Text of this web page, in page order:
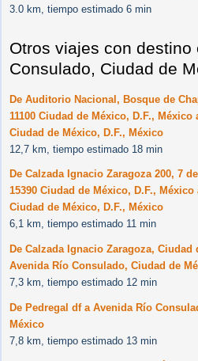
3.0 km, tiempo estimado 6 min
Otros viajes con destino
Consulado, Ciudad de
De Auditorio Nacional, Bosque de
11100 Ciudad de México, D.F.,
Ciudad de México, D.F., México
12,7 km, tiempo estimado 18 min
De Calzada Ignacio Zaragoza 200, 7
15390 Ciudad de México, D.F.,
Ciudad de México, D.F., México
6,1 km, tiempo estimado 11 min
De Calzada Ignacio Zaragoza, Ciudad
Avenida Río Consulado, Ciudad de
7,3 km, tiempo estimado 12 min
De Pedregal df a Avenida Río
México
7,8 km, tiempo estimado 13 min